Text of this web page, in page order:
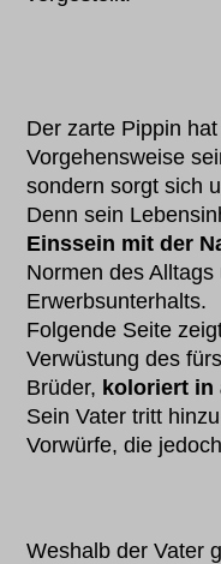
Der zarte Pippin
Vorgehensweise
sondern sorgt sich
Denn sein
Einssein mit der
Normen des
Erwerbsunterhalts.
Folgende Seite
Verwüstung des
Brüder, koloriert in
Sein Vater tritt
Vorwürfe, die
Weshalb der Vater